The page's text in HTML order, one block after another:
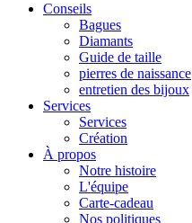
Conseils
Bagues
Diamants
Guide de taille
pierres de naissance
entretien des bijoux
Services
Services
Création
À propos
Notre histoire
L'équipe
Carte-cadeau
Nos politiques